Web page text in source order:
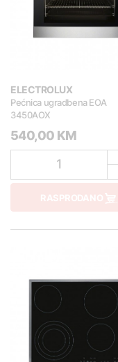
ELECTROLUX
Pećnica ugradbena EOA
3450AOX
540,00 KM
1
RASPRODANO